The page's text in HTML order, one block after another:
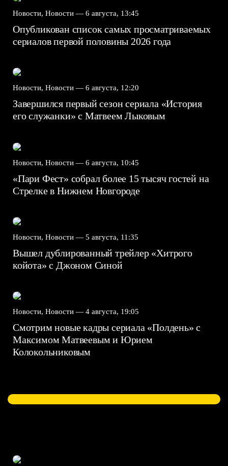
Новости, Новости — 6 августа, 13:45
Опубликован список самых просматриваемых
сериалов первой половины 2026 года
Новости, Новости — 6 августа, 12:20
Завершился первый сезон сериала «История
его служанки» с Матвеем Лыковым
Новости, Новости — 6 августа, 10:45
«Пари Фест» собрал более 15 тысяч гостей на
Стрелке в Нижнем Новгороде
Новости, Новости — 5 августа, 11:35
Вышел дублированный трейлер «Хитрого
койота» с Джоном Синой
Новости, Новости — 4 августа, 19:05
Смотрим новые кадры сериала «Полдень» с
Максимом Матвеевым и Юрием
Колокольниковым